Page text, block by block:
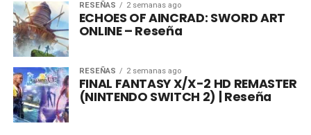
RESEÑAS 2 semanas ago
ECHOES OF AINCRAD: SWORD ART
ONLINE – Reseña
RESEÑAS 2 semanas ago
FINAL FANTASY X/X-2 HD REMASTER
(NINTENDO SWITCH 2) | Reseña